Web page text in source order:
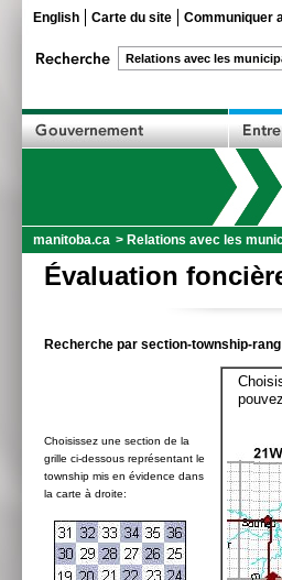
English Carte du site Communiquer
manitoba.ca > Relations avec les
Évaluation
Recherche par section-township-rang
Choisissez une section de la
grille ci-dessous représentant le
township mis en évidence dans
la carte à droite: